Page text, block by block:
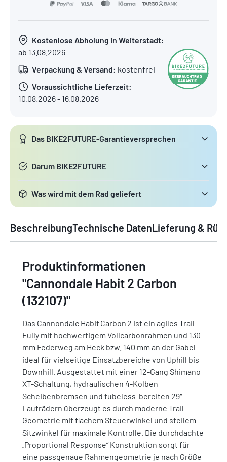
Kostenlose Abholung in Weiterstadt:
ab 13.08.2026
Verpackung & Versand: kostenfrei
Voraussichtliche Lieferzeit:
10.08.2026 - 16.08.2026
Das BIKE2FUTURE-Garantieversprechen
Darum BIKE2FUTURE
Was wird mit dem Rad geliefert
BeschreibungTechnische DatenLieferung &
Produktinformationen
"Cannondale Habit 2 Carbon
(132107)"
Das Cannondale Habit Carbon 2 ist ein agiles Trail-
Fully mit hochwertigem Vollcarbonrahmen und 130
mm Federweg am Heck bzw. 140 mm an der Gabel –
ideal für vielseitige Einsatzbereiche von Uphill bis
Downhill. Ausgestattet mit einer 12-Gang Shimano
XT-Schaltung, hydraulischen 4-Kolben
Scheibenbremsen und tubeless-bereiten 29″
Laufrädern überzeugt es durch moderne Trail-
Geometrie mit flachem Steuerwinkel und steilem
Sitzwinkel für maximale Kontrolle. Die durchdachte
„Proportional Response“ Konstruktion sorgt für
eine passgenaue Rahmengeometrie je nach Größe